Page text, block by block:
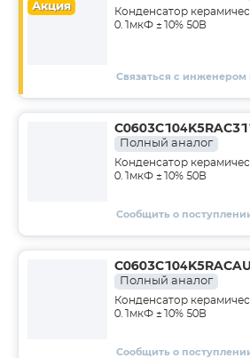
Акция
Конденсатор
0.1мкФ ±10% 50В
Связаться с
Полный аналог
Конденсатор
0.1мкФ ±10% 50В
Сообщить о
Полный аналог
Конденсатор
0.1мкФ ±10% 50В
Сообщить о